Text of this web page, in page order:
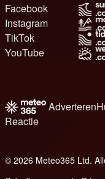
Facebook
Instagram
TikTok
YouTube
Adverteren
Reactie
© 2026 Meteo365 Ltd.